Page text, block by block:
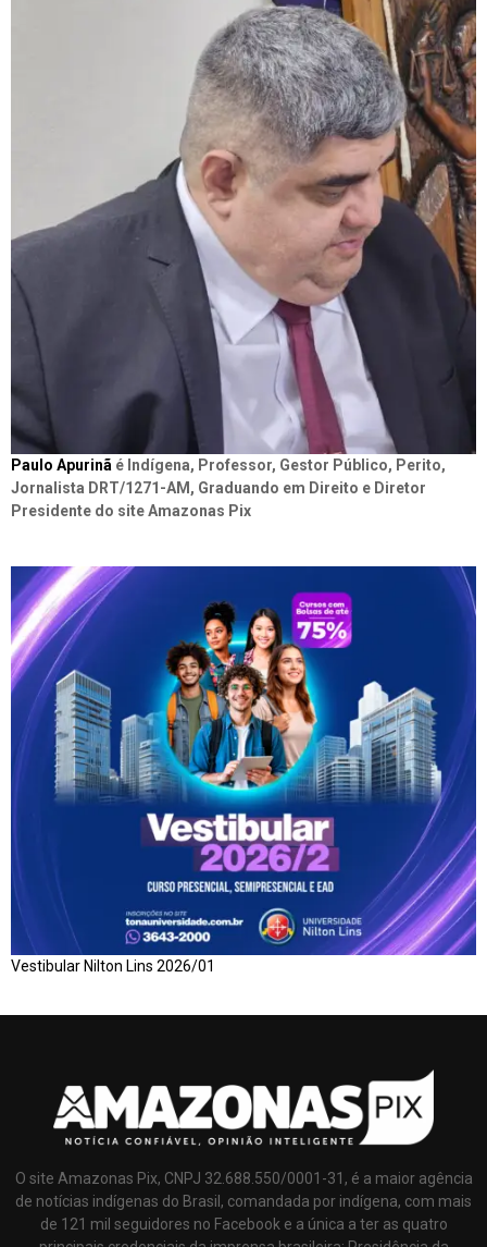
Paulo Apurinã é Indígena, Professor, Gestor Público, Perito,
Jornalista DRT/1271-AM, Graduando em Direito e Diretor
Presidente do site Amazonas Pix
Vestibular Nilton Lins 2026/01
O site Amazonas Pix, CNPJ 32.688.550/0001-31, é a maior agência
de notícias indígenas do Brasil, comandada por indígena, com mais
de 121 mil seguidores no Facebook e a única a ter as quatro